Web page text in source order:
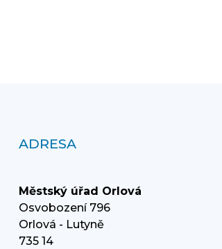
ADRESA
Městský úřad Orlová
Osvobození 796
Orlová - Lutyně
735 14